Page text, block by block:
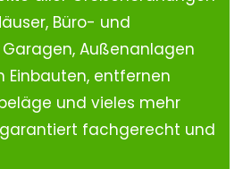
Büro- und
Außenanlagen
Einbauten, entfernen
und vieles mehr
fachgerecht und